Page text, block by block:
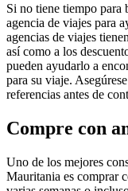
Si no tiene tiempo para
agencia de viajes para
agencias de viajes
así como a los
pueden ayudarlo a
para su viaje.
referencias antes de
Compre con
Uno de los mejores
Mauritania es comprar